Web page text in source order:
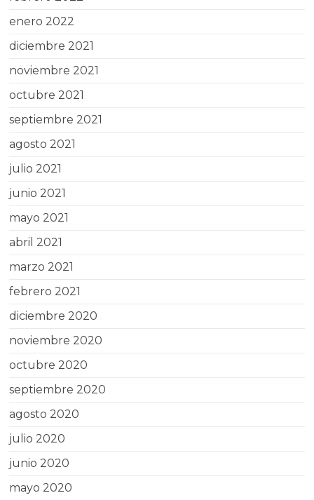
enero 2022
diciembre 2021
noviembre 2021
octubre 2021
septiembre 2021
agosto 2021
julio 2021
junio 2021
mayo 2021
abril 2021
marzo 2021
febrero 2021
diciembre 2020
noviembre 2020
octubre 2020
septiembre 2020
agosto 2020
julio 2020
junio 2020
mayo 2020